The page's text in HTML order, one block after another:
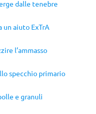
dalle tenebre
un aiuto ExTrA
l’ammasso
specchio primario
e granuli